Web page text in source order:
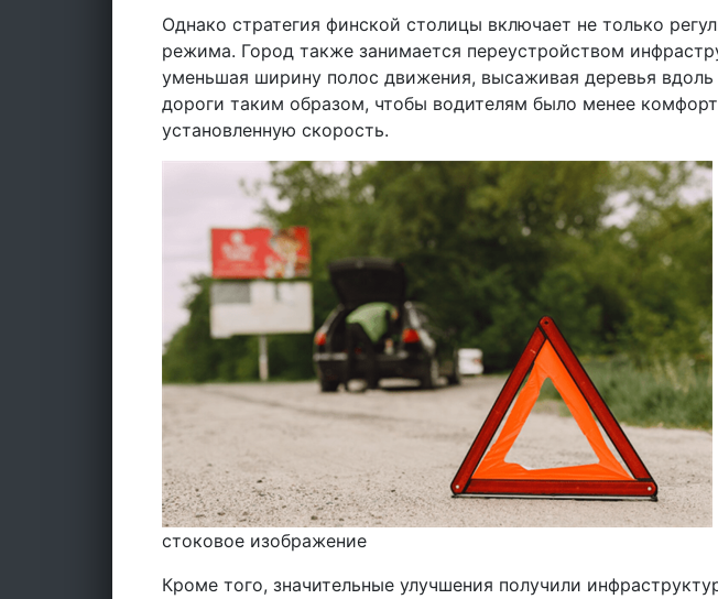
Однако стратегия финской столицы включает не только
режима. Город также занимается переустройством
уменьшая ширину полос движения, высаживая деревья вдоль
дороги таким образом, чтобы водителям было менее
установленную скорость.
стоковое изображение
Кроме того, значительные улучшения получили